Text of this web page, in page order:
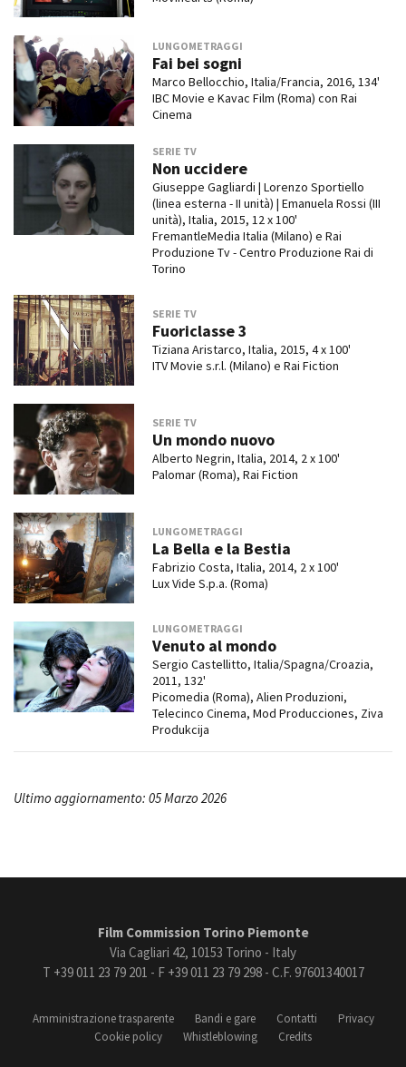
LUNGOMETRAGGI
Fai bei sogni
Marco Bellocchio, Italia/Francia, 2016, 134'
IBC Movie e Kavac Film (Roma) con Rai
Cinema
SERIE TV
Non uccidere
Giuseppe Gagliardi | Lorenzo Sportiello
(linea esterna - II unità) | Emanuela Rossi (III
unità), Italia, 2015, 12 x 100'
FremantleMedia Italia (Milano) e Rai
Produzione Tv - Centro Produzione Rai di
Torino
SERIE TV
Fuoriclasse 3
Tiziana Aristarco, Italia, 2015, 4 x 100'
ITV Movie s.r.l. (Milano) e Rai Fiction
SERIE TV
Un mondo nuovo
Alberto Negrin, Italia, 2014, 2 x 100'
Palomar (Roma), Rai Fiction
LUNGOMETRAGGI
La Bella e la Bestia
Fabrizio Costa, Italia, 2014, 2 x 100'
Lux Vide S.p.a. (Roma)
LUNGOMETRAGGI
Venuto al mondo
Sergio Castellitto, Italia/Spagna/Croazia,
2011, 132'
Picomedia (Roma), Alien Produzioni,
Telecinco Cinema, Mod Producciones, Ziva
Produkcija
Ultimo aggiornamento: 05 Marzo 2026
Film Commission Torino Piemonte
Via Cagliari 42, 10153 Torino - Italy
T +39 011 23 79 201 - F +39 011 23 79 298 - C.F. 97601340017
Amministrazione trasparente Bandi e gare Contatti
Privacy
Cookie policy
Whistleblowing Credits